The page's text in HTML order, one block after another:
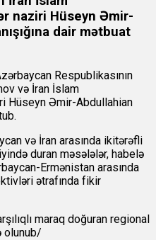
naziri Hüseyn Əmir-
dair mətbuat
Respublikasının
və İran İslam
Hüseyn Əmir-Abdullahian
və İran arasında ikitərəfli
duran məsələlər, habelə
Ermənistan arasında
ətrafında fikir
maraq doğuran regional
olunub/